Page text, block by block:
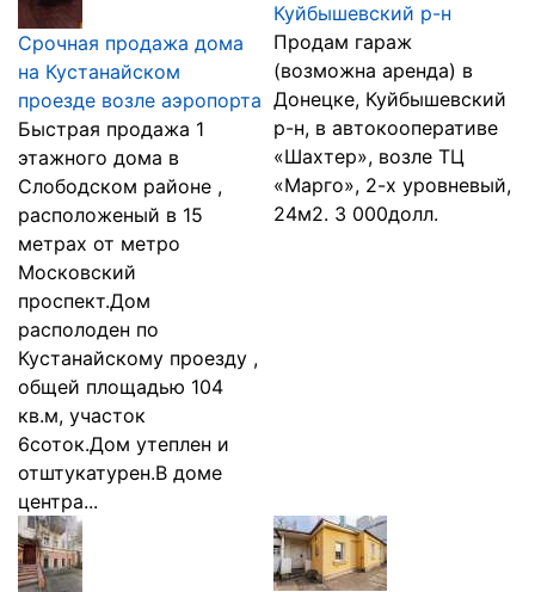
Срочная продажа дома
на Кустанайском
проезде возле аэропорта
Быстрая продажа 1
этажного дома в
Слободском районе ,
расположеный в 15
метрах от метро
Московский
проспект.Дом
располоден по
Кустанайскому проезду ,
общей площадью 104
кв.м, участок
6соток.Дом утеплен и
отштукатурен.В доме
центра...
Куйбышевский р-н
Продам гараж
(возможна аренда) в
Донецке, Куйбышевский
р-н, в автокооперативе
«Шахтер», возле ТЦ
«Марго», 2-х уровневый,
24м2. 3 000долл.